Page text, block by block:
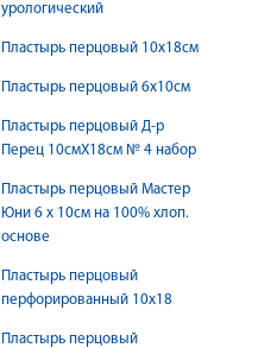
урологический
Пластырь перцовый 10х18см
Пластырь перцовый 6х10см
Пластырь перцовый Д-р
Перец 10смX18см № 4 набор
Пластырь перцовый Мастер
Юни 6 х 10см на 100% хлоп.
основе
Пластырь перцовый
перфорированный 10х18
Пластырь перцовый